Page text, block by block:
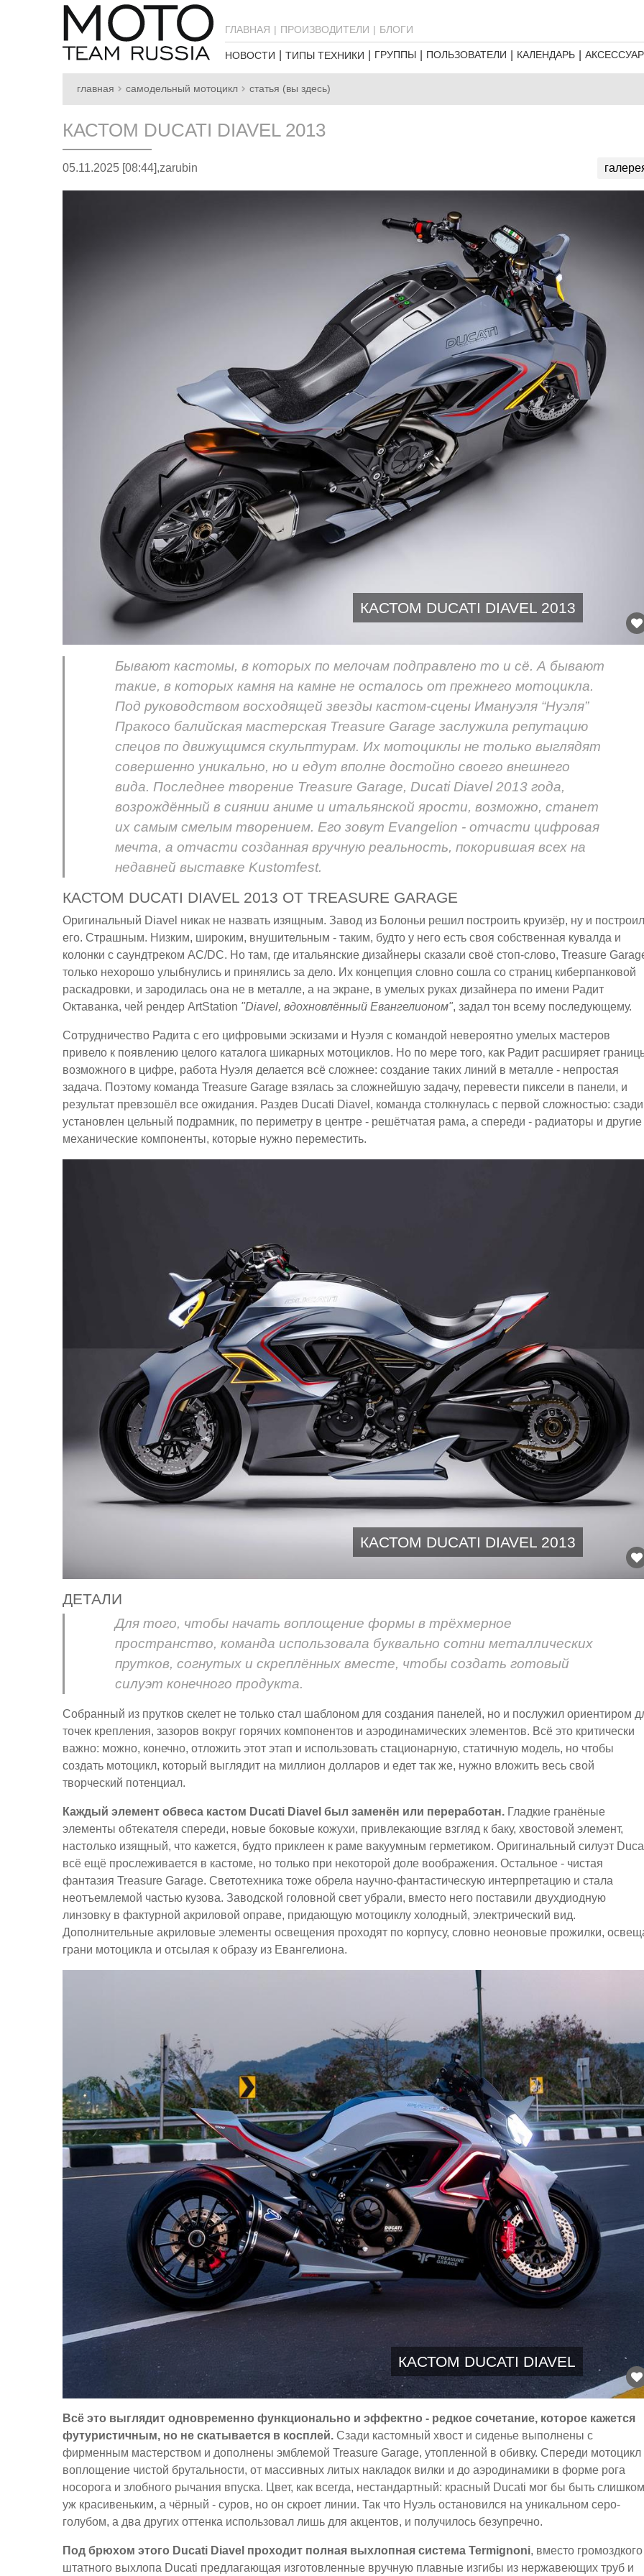
ГЛАВНАЯ ПРОИЗВОДИТЕЛИ БЛОГИ
НОВОСТИ ТИПЫ ТЕХНИКИ ГРУППЫ ПОЛЬЗОВАТЕЛИ КАЛЕНДАРЬ
главная самодельный мотоцикл статья (вы здесь)
КАСТОМ DUCATI DIAVEL 2013
05.11.2025 [08:44],zarubin
КАСТОМ DUCATI DIAVEL 2013
Бывают кастомы, в которых по мелочам подправлено то и сё. А бывают
такие, в которых камня на камне не осталось от прежнего мотоцикла.
Под руководством восходящей звезды кастом-сцены Имануэля “Нуэля”
Пракосо балийская мастерская Treasure Garage заслужила репутацию
спецов по движущимся скульптурам. Их мотоциклы не только выглядят
совершенно уникально, но и едут вполне достойно своего внешнего
вида. Последнее творение Treasure Garage, Ducati Diavel 2013 года,
возрождённый в сиянии аниме и итальянской ярости, возможно, станет
их самым смелым творением. Его зовут Evangelion - отчасти цифровая
мечта, а отчасти созданная вручную реальность, покорившая всех на
недавней выставке Kustomfest.
КАСТОМ DUCATI DIAVEL 2013 ОТ TREASURE GARAGE
Оригинальный Diavel никак не назвать изящным. Завод из Болоньи решил построить круизёр, ну и
его. Страшным. Низким, широким, внушительным - таким, будто у него есть своя собственная кувалда и
колонки с саундтреком AC/DC. Но там, где итальянские дизайнеры сказали своё стоп-слово, Treasure
только нехорошо улыбнулись и принялись за дело. Их концепция словно сошла со страниц киберпанковой
раскадровки, и зародилась она не в металле, а на экране, в умелых руках дизайнера по имени Радит
Октаванка, чей рендер ArtStation "Diavel, вдохновлённый Евангелионом", задал тон всему последующему.
Сотрудничество Радита с его цифровыми эскизами и Нуэля с командой невероятно умелых мастеров
привело к появлению целого каталога шикарных мотоциклов. Но по мере того, как Радит расширяет
возможного в цифре, работа Нуэля делается всё сложнее: создание таких линий в металле - непростая
задача. Поэтому команда Treasure Garage взялась за сложнейшую задачу, перевести пиксели в панели, и
результат превзошёл все ожидания. Раздев Ducati Diavel, команда столкнулась с первой сложностью: сзади
установлен цельный подрамник, по периметру в центре - решётчатая рама, а спереди - радиаторы и другие
механические компоненты, которые нужно переместить.
КАСТОМ DUCATI DIAVEL 2013
ДЕТАЛИ
Для того, чтобы начать воплощение формы в трёхмерное
пространство, команда использовала буквально сотни металлических
прутков, согнутых и скреплённых вместе, чтобы создать готовый
силуэт конечного продукта.
Собранный из прутков скелет не только стал шаблоном для создания панелей, но и послужил ориентиром
точек крепления, зазоров вокруг горячих компонентов и аэродинамических элементов. Всё это критически
важно: можно, конечно, отложить этот этап и использовать стационарную, статичную модель, но чтобы
создать мотоцикл, который выглядит на миллион долларов и едет так же, нужно вложить весь свой
творческий потенциал.
Каждый элемент обвеса кастом Ducati Diavel был заменён или переработан. Гладкие гранёные
элементы обтекателя спереди, новые боковые кожухи, привлекающие взгляд к баку, хвостовой элемент,
настолько изящный, что кажется, будто приклеен к раме вакуумным герметиком. Оригинальный силуэт
всё ещё прослеживается в кастоме, но только при некоторой доле воображения. Остальное - чистая
фантазия Treasure Garage. Светотехника тоже обрела научно-фантастическую интерпретацию и стала
неотъемлемой частью кузова. Заводской головной свет убрали, вместо него поставили двухдиодную
линзовку в фактурной акриловой оправе, придающую мотоциклу холодный, электрический вид.
Дополнительные акриловые элементы освещения проходят по корпусу, словно неоновые прожилки,
грани мотоцикла и отсылая к образу из Евангелиона.
КАСТОМ DUCATI DIAVEL
Всё это выглядит одновременно функционально и эффектно - редкое сочетание, которое кажется
футуристичным, но не скатывается в косплей. Сзади кастомный хвост и сиденье выполнены с
фирменным мастерством и дополнены эмблемой Treasure Garage, утопленной в обивку. Спереди мотоцикл
воплощение чистой брутальности, от массивных литых накладок вилки и до аэродинамики в форме рога
носорога и злобного рычания впуска. Цвет, как всегда, нестандартный: красный Ducati мог бы быть слишком
уж красивеньким, а чёрный - суров, но он скроет линии. Так что Нуэль остановился на уникальном серо-
голубом, а два других оттенка использовал лишь для акцентов, и получилось безупречно.
Под брюхом этого Ducati Diavel проходит полная выхлопная система Termignoni, вместо громоздкого
штатного выхлопа Ducati предлагающая изготовленные вручную плавные изгибы из нержавеющих труб и